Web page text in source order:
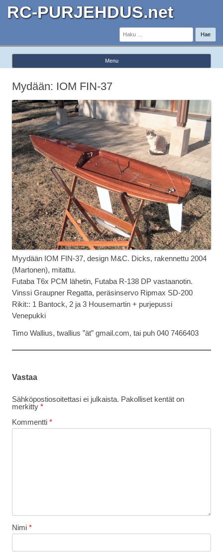
RC-PURJEHDUS.net
Haku:
Menu
Mydään: IOM FIN-37
Myydään IOM FIN-37, design M&C. Dicks, rakennettu 2004
(Martonen), mitattu.
Futaba T6x PCM lähetin, Futaba R-138 DP vastaanotin.
Vinssi Graupner Regatta, peräsinservo Ripmax SD-200
Rikit:: 1 Bantock, 2 ja 3 Housemartin + purjepussi
Venepukki
Timo Wallius, twallius ”ät” gmail.com, tai puh 040 7466403
Vastaa
Sähköpostiosoitettasi ei julkaista. Pakolliset kentät on
merkitty *
Kommentti *
Nimi *